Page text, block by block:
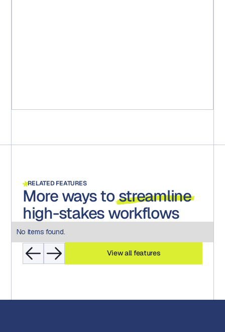
RELATED FEATURES
More ways tostreamline
high-stakes workflows
No items found.
View all features